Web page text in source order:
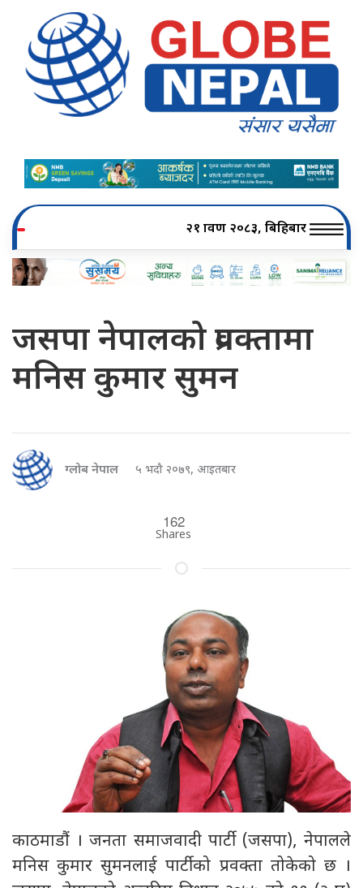
२१ श्रावण २०८३, बिहिबार
जसपा नेपालको प्रवक्तामा
मनिस कुमार सुमन
ग्लोब नेपाल ५ भदौ २०७९, आइतबार
162
Shares
काठमाडौं । जनता समाजवादी पार्टी (जसपा), नेपालले
मनिस कुमार सुमनलाई पार्टीको प्रवक्ता तोकेको छ ।